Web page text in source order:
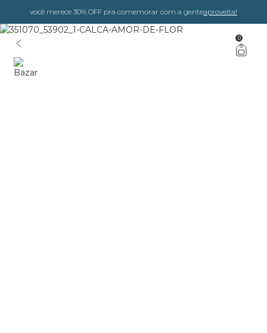
você merece 30% OFF pra comemorar com a genteaproveita!
0